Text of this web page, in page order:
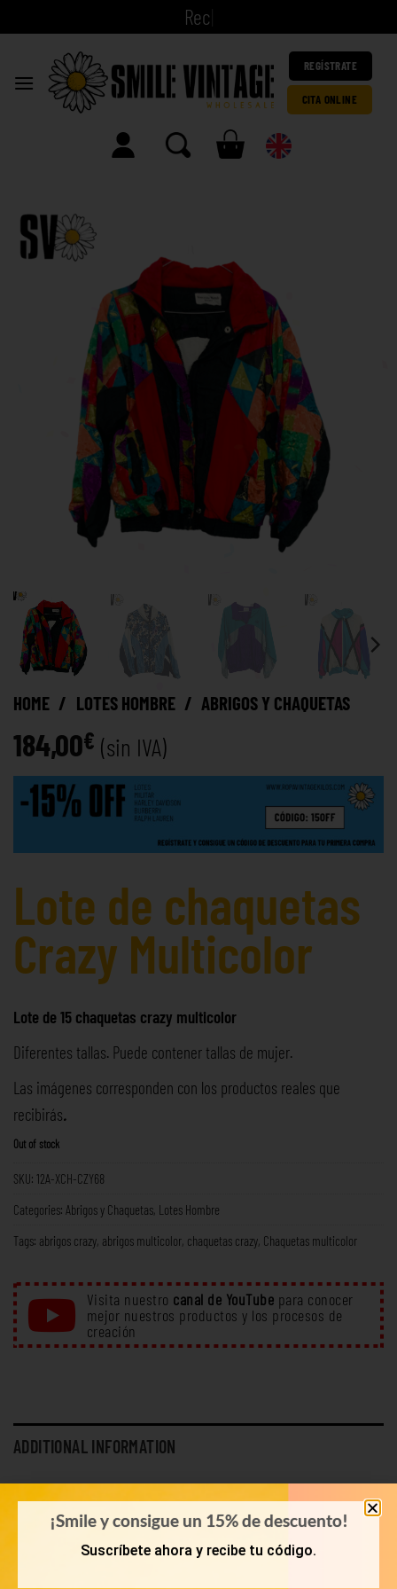
|
REGÍSTRATE
CITA ONLINE
HOME / LOTES HOMBRE / ABRIGOS Y CHAQUETAS
184,00€ (sin IVA)
Lote de chaquetas
Crazy Multicolor
Lote de 15 chaquetas crazy multicolor
Diferentes tallas. Puede contener tallas de mujer.
Las imágenes corresponden con los productos reales que
recibirás.
Out of stock
SKU: 12A-XCH-CZY68
Categories: Abrigos y Chaquetas Lotes Hombre
Tags: abrigos crazy abrigos multicolor chaquetas crazy Chaquetas multicolor
Visita nuestro canal de YouTube para conocer
mejor nuestros productos y los procesos de
creación
ADDITIONAL INFORMATION
¡Smile y consigue un 15% de descuento!
Suscríbete ahora y recibe tu código.